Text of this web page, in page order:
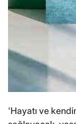
'Hayatı ve